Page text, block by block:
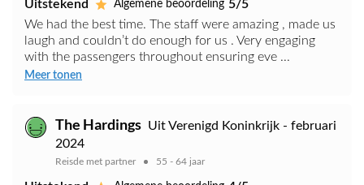
Uitstekend Algemene beoordeling 5/5
We had the best time. The staff were amazing , made us
laugh and couldn’t do enough for us . Very engaging
with the passengers throughout ensuring eve ...
Meer tonen
The Hardings Uit Verenigd Koninkrijk - februari
2024
Reisde met partner 55 - 64 jaar